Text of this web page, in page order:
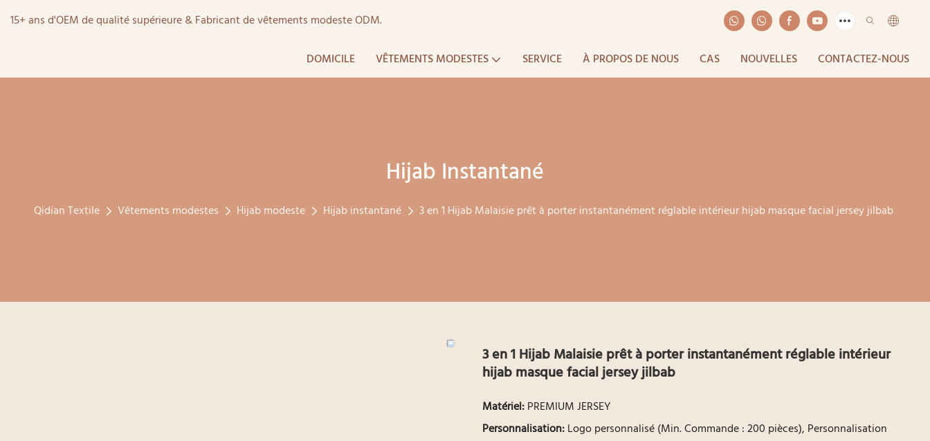
15+ ans d'OEM de qualité supérieure & Fabricant de vêtements modeste ODM.
DOMICILE VÊTEMENTS MODESTES SERVICE À PROPOS DE NOUS CAS NOUVELLES CONTACTEZ-NOUS
Hijab Instantané
Qidian Textile Vêtements modestes Hijab modeste Hijab instantané 3 en 1 Hijab Malaisie prêt à porter instantanément réglable intérieur hijab masque facial jersey jilbab
3 en 1 Hijab Malaisie prêt à porter instantanément réglable intérieur
hijab masque facial jersey jilbab
Matériel:PREMIUM JERSEY
Personnalisation:Logo personnalisé (Min. Commande : 200 pièces), Personnalisation